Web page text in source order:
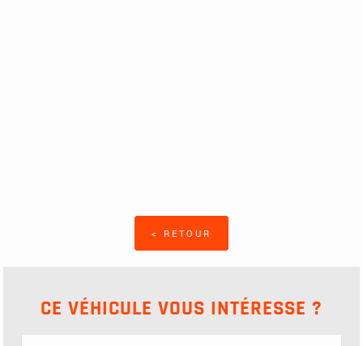
< RETOUR
CE VÉHICULE VOUS INTÉRESSE ?